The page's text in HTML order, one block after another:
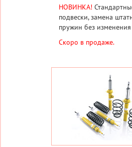
НОВИНКА!
подвески, замена
пружин без
Скоро в продаже.